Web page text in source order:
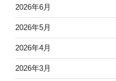
2026年6月
2026年5月
2026年4月
2026年3月